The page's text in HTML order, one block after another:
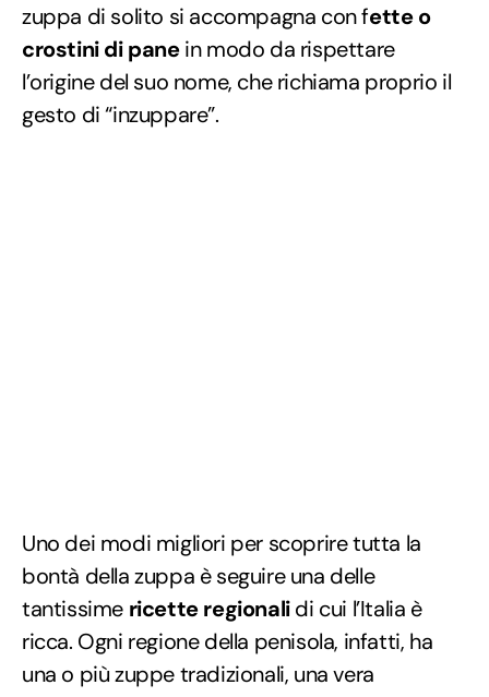
zuppa di solito si accompagna con fette o
crostini di panein modo da rispettare
l’origine del suo nome, che richiama proprio il
gesto di “inzuppare”.
Uno dei modi migliori per scoprire tutta la
bontà della zuppa è seguire una delle
tantissime ricette regionalidi cui l’Italia è
ricca. Ogni regione della penisola, infatti, ha
una o più zuppe tradizionali, una vera